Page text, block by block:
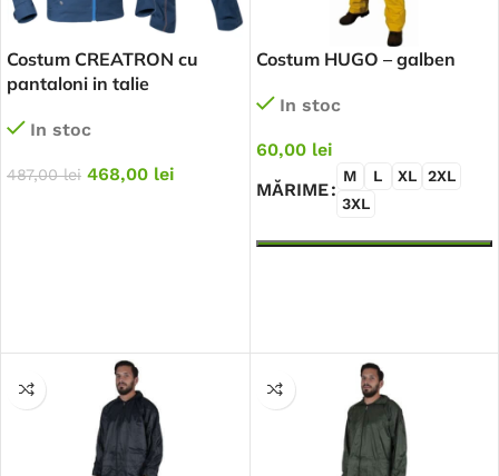
Costum CREATRON cu
pantaloni in talie
In stoc
487,00lei 468,00 lei
Costum HUGO – galben
In stoc
60,00 lei
MĂRIME
M L XL
2XL
3XL